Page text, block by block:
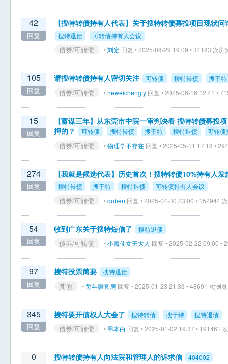
42
回复
【搜特转债持有人代表】关于搜特转债募投项目现状问
搜特退债 可转债持有人会议
债券/可转债 •刘定 回复 • 2025-08-29 19:09 • 34183 次浏
105
回复
请搜特转债持有人密切关注 可转债 搜特转债 搜于特
债券/可转债 •heweichengfy 回复 • 2025-06-16 12:41 •
15
回复
【蓄谋三年】从东莞市中院一审判决看 搜特转债募投
押的？
可转债 搜特转债 搜于特 搜特退债 可转债
债券/可转债 •物理学不存在 回复 • 2025-05-11 17:18 •
274
回复
【我就是候选代表】历史首次！搜特转债10%持有人
搜特转债 搜于特 搜特退债 可转债持有人会议
债券/可转债 •quben 回复 • 2025-04-30 23:00 • 152944
54
回复
收到广东关于搜特短信了 搜特退债
债券/可转债 •小魔仙女王大人 回复 • 2025-02-22 09:00 •
97
回复
搜特投票简要 搜特退债
其他 •每年赚套房 回复 • 2025-01-23 21:33 • 48691 次浏览
345
回复
搜特要开债权人大会了 搜特转债 搜于特 搜特退债
债券/可转债 •墨本白 回复 • 2025-01-02 19:37 • 191461
0 搜特转债持有人向法院和管理人的诉求信 404002